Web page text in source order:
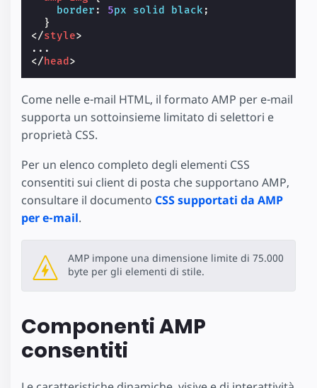
border : 5px solid black ;
}
</style>
</ head >
Come nelle e-mail HTML, il formato AMP per e-mail
supporta un sottoinsieme limitato di selettori e
proprietà CSS.
Per un elenco completo degli elementi CSS
consentiti sui client di posta che supportano AMP,
consultare il documento CSS supportati da AMP
per e-mail.
AMP impone una dimensione limite di 75.000
byte per gli elementi di stile.
Componenti AMP
consentiti